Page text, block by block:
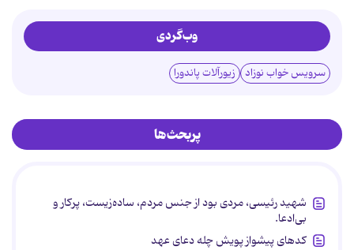
وب‌گردی
سرویس خواب نوزاد زیورآلات پاندورا
پربحث‌ها
شهید رئیسی، مردی بود از جنس مردم، ساده‌زیست، پرکار و
بی‌ادعا.
کدهای پیشواز پویش چله دعای عهد